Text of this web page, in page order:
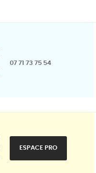
07 71 73 75 54
ESPACE PRO